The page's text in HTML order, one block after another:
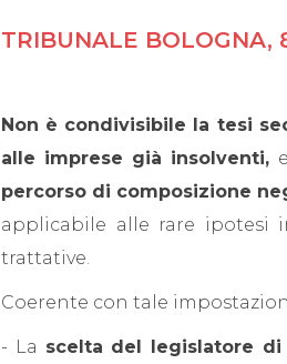
TRIBUNALE BOLOGNA,
Non è condivisibile la tesi
alle imprese già insolventi,
percorso di composizione
applicabile alle rare ipotesi
trattative.
Coerente con tale
- La scelta del legislatore